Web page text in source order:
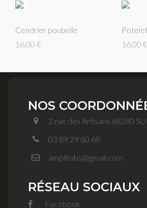
Cendrier poubelle
16,00 €
16,00 €
NOS
2 rue des Artisans 68280
03 89 29 60 68
amplitubs@gmail.com
RÉSEAU SOCIAUX
Facebook